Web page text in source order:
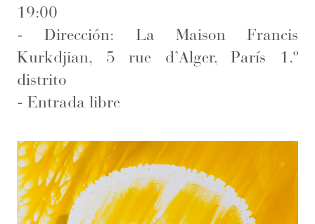
19:00
-Dirección: La Maison Francis
Kurkdjian, 5 rue d’Alger, París 1.º
distrito
- Entrada libre